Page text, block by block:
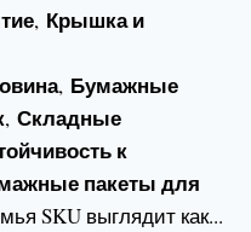
, Крышка и
, Бумажные
, Складные
к
пакеты для
SKU выглядит как...